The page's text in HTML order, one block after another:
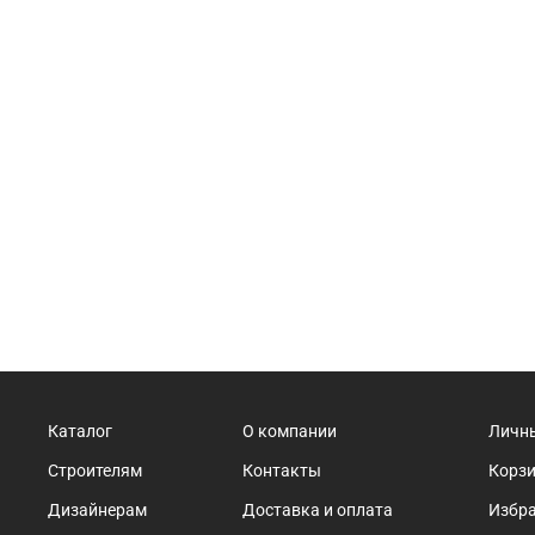
Каталог
Строителям
Дизайнерам
О компании
Контакты
Доставка и оплата